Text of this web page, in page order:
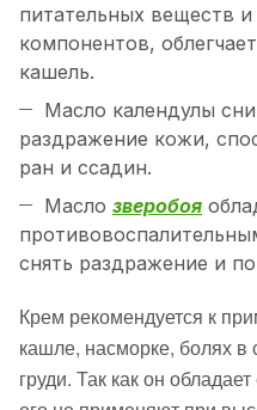
питательных веществ
компонентов,
кашель.
Масло календулы
раздражение кожи,
ран и ссадин.
Масло зверобоя
снять раздражение и
Крем рекомендуется к
кашле, насморке, болях
груди. Так как он